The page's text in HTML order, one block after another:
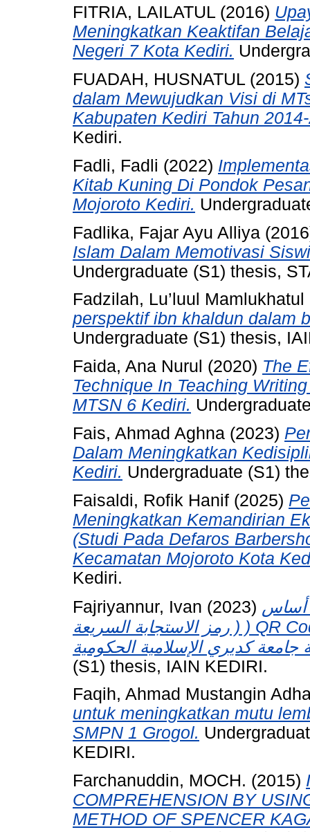
FITRIA, LAILATUL (2016)
Meningkatkan Keaktifan
Negeri 7 Kota Kediri.
FUADAH, HUSNATUL (2015)
dalam Mewujudkan Visi di
Kabupaten Kediri Tahun
Kediri.
Fadli, Fadli (2022)
Kitab Kuning Di Pondok
Mojoroto Kediri.
Fadlika, Fajar Ayu Alliya
Islam Dalam Memotivasi
Undergraduate (S1) thesis,
Fadzilah, Lu’luul Mamlukhatul
perspektif ibn khaldun dalam
Undergraduate (S1) thesis,
Faida, Ana Nurul (2020) The
Technique In Teaching
MTSN 6 Kediri.
Fais, Ahmad Aghna (2023)
Dalam Meningkatkan
Kediri. Undergraduate (S1)
Faisaldi, Rofik Hanif (2025)
Meningkatkan Kemandirian
(Studi Pada Defaros
Kecamatan Mojoroto Kota
Kediri.
Fajriyannur, Ivan (2023) أساس
رمز الاستجابة السريعة ) ) QR Codeفي كتاب تدريس العربية الدكثف في
(S1) thesis, IAIN KEDIRI.
Faqih, Ahmad Mustangin
untuk meningkatkan mutu
SMPN 1 Grogol.
KEDIRI.
Farchanuddin, MOCH. (2015)
COMPREHENSION BY
METHOD OF SPENCER